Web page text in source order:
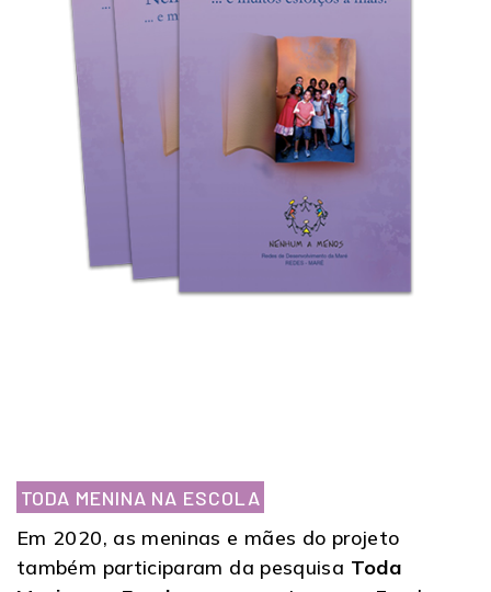
TODA MENINA NA ESCOLA
Em 2020, as meninas e mães do projeto
também participaram da pesquisa Toda